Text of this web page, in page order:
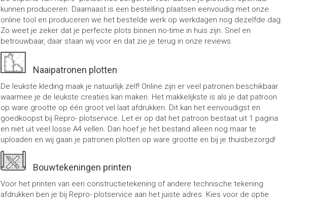
kunnen produceren. Daarnaast is een bestelling plaatsen eenvoudig met onze
online tool en produceren we het bestelde werk op werkdagen nog dezelfde dag.
Zo weet je zeker dat je perfecte plots binnen no-time in huis zijn. Snel en
betrouwbaar, daar staan wij voor en dat zie je terug in onze reviews.
Naaipatronen plotten
De leukste kleding maak je natuurlijk zelf! Online zijn er veel patronen beschikbaar
waarmee je de leukste creaties kan maken. Het makkelijkste is als je dat patroon
op ware grootte op één groot vel laat afdrukken. Dit kan het eenvoudigst en
goedkoopst bij Repro- plotservice. Let er op dat het patroon bestaat uit 1 pagina
en niet uit veel losse A4 vellen. Dan hoef je het bestand alleen nog maar te
uploaden en wij gaan je patronen plotten op ware grootte en bij je thuisbezorgd!
Bouwtekeningen printen
Voor het printen van een constructietekening of andere technische tekening
afdrukken ben je bij Repro- plotservice aan het juiste adres. Kies voor de optie